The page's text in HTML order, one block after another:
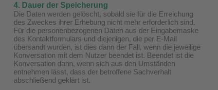
4. Dauer der Speicherung
Die Daten werden gelöscht, sobald sie für die Erreichung
des Zweckes ihrer Erhebung nicht mehr erforderlich sind.
Für die personenbezogenen Daten aus der Eingabemaske
des Kontaktformulars und diejenigen, die per E-Mail
übersandt wurden, ist dies dann der Fall, wenn die jeweilige
Konversation mit dem Nutzer beendet ist. Beendet ist die
Konversation dann, wenn sich aus den Umständen
entnehmen lässt, dass der betroffene Sachverhalt
abschließend geklärt ist.